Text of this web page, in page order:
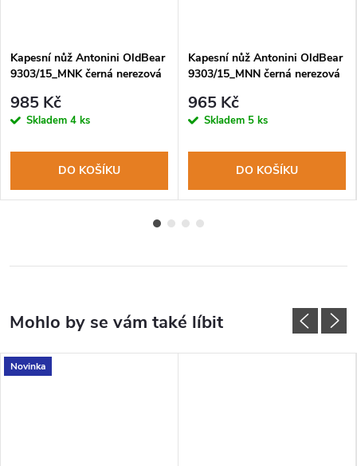
Kapesní nůž Antonini OldBear
9303/15_MNK černá nerezová
černá
985 Kč
Skladem 4 ks
DO KOŠÍKU
Kapesní nůž Antonini OldBear
9303/15_MNN černá nerezová
černá
965 Kč
Skladem 5 ks
DO KOŠÍKU
Novinka